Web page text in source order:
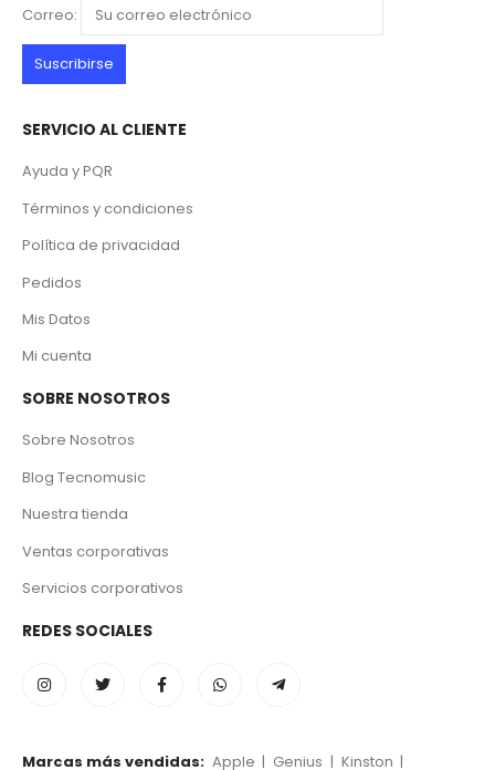
Correo:
SERVICIO AL CLIENTE
Ayuda y PQR
Términos y condiciones
Política de privacidad
Pedidos
Mis Datos
Mi cuenta
SOBRE NOSOTROS
Sobre Nosotros
Blog Tecnomusic
Nuestra tienda
Ventas corporativas
Servicios corporativos
REDES SOCIALES
Marcas más vendidas: Apple | Genius | Kinston |